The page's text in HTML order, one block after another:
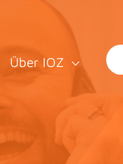
Über IOZ